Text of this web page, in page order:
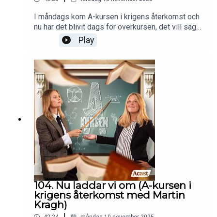
I måndags kom A-kursen i krigens återkomst och
nu har det blivit dags för överkursen, det vill säga
hela Emmas intervju med Martin Kragh. Om du har
lyssnat på A-kursen i krigens återkomst så
kommer du känna igen en hel del från det som
sades då, men i denna överkurs hör du dessutom
Martin berätta om ifall kring är oundvikliga, hur
mycket vi egentligen kan lära oss av historien och
att kärnvapenhotet inte är mindre idag än under
Kalla kriget.Följ oss på instagram
@akursen_poddmail: akursenpodd@gmail.com
Play
104. Nu laddar vi om (A-kursen i
krigens återkomst med Martin
Kragh)